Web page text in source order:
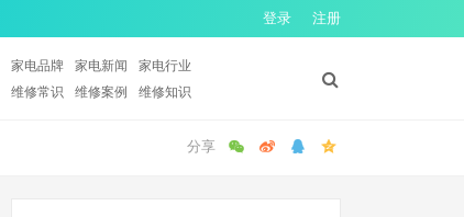
登录 注册
家电品牌 家电新闻
家电行业
维修常识 维修案例 维修知识